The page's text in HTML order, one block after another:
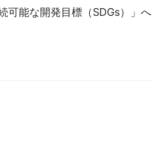
可能な開発目標（SDGs）」へ